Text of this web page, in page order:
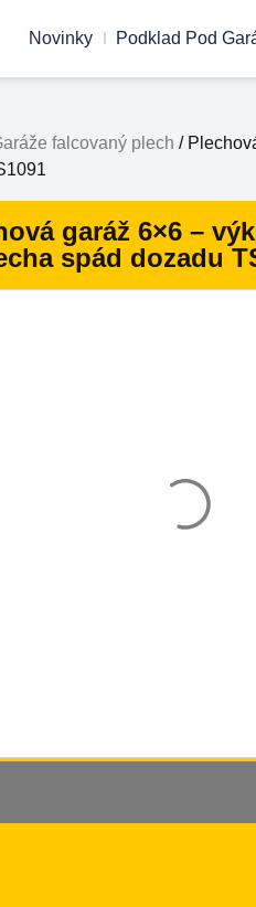
Novinky Podklad Pod
falcovaný plech /
garáž 6×6 –
spád dozadu